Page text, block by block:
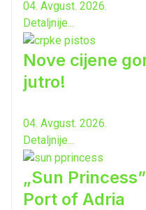
04. Avgust. 2026.
Detaljnije...
Nove cijene
jutro!
04. Avgust. 2026.
Detaljnije...
„Sun
Port of Adria